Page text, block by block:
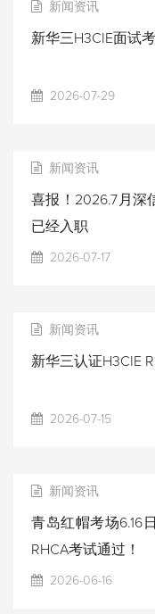
新闻资讯
新华三H3CIE面试
2026-07-29
新闻资讯
喜报！2026.7月深
已经入职
2026-07-17
新闻资讯
新华三认证H3CIE
2026-07-15
新闻资讯
青岛红帽考场6.16
RHCA考试通过！
2026-06-16